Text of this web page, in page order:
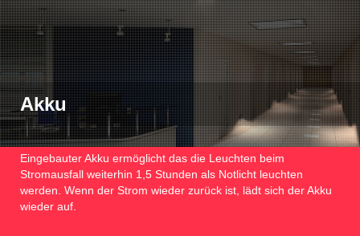
Akku
Eingebauter Akku ermöglicht das die Leuchten beim
Stromausfall weiterhin 1,5 Stunden als Notlicht leuchten
werden. Wenn der Strom wieder zurück ist, lädt sich der Akku
wieder auf.